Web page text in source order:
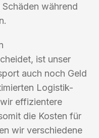
während
ist unser
auch noch Geld
Logistik-
effizientere
die Kosten für
wir verschiedene